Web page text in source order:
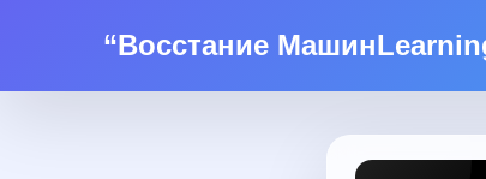
“Восстание